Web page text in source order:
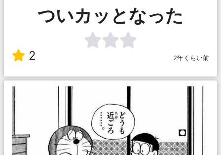
ついカッとなった
2 2年くらい前